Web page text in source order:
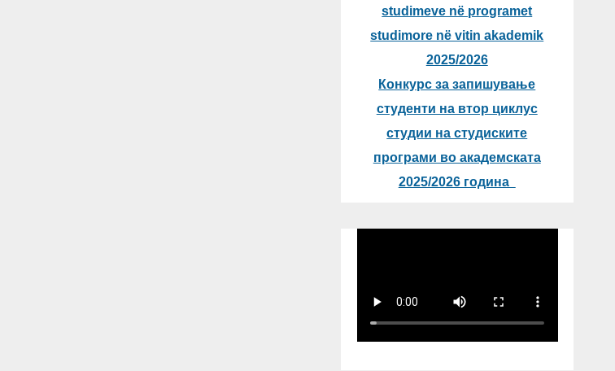
studimeve në programet
studimore në vitin akademik
2025/2026
Конкурс за запишување
студенти на втор циклус
студии на студиските
програми во академската
2025/2026 година